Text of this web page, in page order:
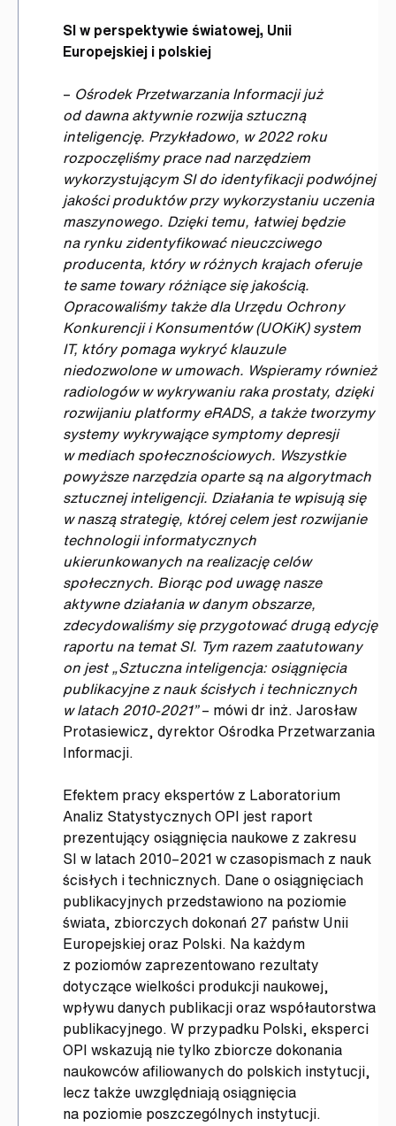
SI w perspektywie światowej, Unii
Europejskiej i polskiej
– Ośrodek Przetwarzania Informacji już
od dawna aktywnie rozwija sztuczną
inteligencję. Przykładowo, w 2022 roku
rozpoczęliśmy prace nad narzędziem
wykorzystującym SI do identyfikacji podwójnej
jakości produktów przy wykorzystaniu uczenia
maszynowego. Dzięki temu, łatwiej będzie
na rynku zidentyfikować nieuczciwego
producenta, który w różnych krajach oferuje
te same towary różniące się jakością.
Opracowaliśmy także dla Urzędu Ochrony
Konkurencji i Konsumentów (UOKiK) system
IT, który pomaga wykryć klauzule
niedozwolone w umowach. Wspieramy również
radiologów w wykrywaniu raka prostaty, dzięki
rozwijaniu platformy eRADS, a także tworzymy
systemy wykrywające symptomy depresji
w mediach społecznościowych. Wszystkie
powyższe narzędzia oparte są na algorytmach
sztucznej inteligencji. Działania te wpisują się
w naszą strategię, której celem jest rozwijanie
technologii informatycznych
ukierunkowanych na realizację celów
społecznych. Biorąc pod uwagę nasze
aktywne działania w danym obszarze,
zdecydowaliśmy się przygotować drugą edycję
raportu na temat SI. Tym razem zaatutowany
on jest „Sztuczna inteligencja: osiągnięcia
publikacyjne z nauk ścisłych i technicznych
w latach 2010-2021”– mówi dr inż. Jarosław
Protasiewicz, dyrektor Ośrodka Przetwarzania
Informacji.
Efektem pracy ekspertów z Laboratorium
Analiz Statystycznych OPI jest raport
prezentujący osiągnięcia naukowe z zakresu
SI w latach 2010–2021 w czasopismach z nauk
ścisłych i technicznych. Dane o osiągnięciach
publikacyjnych przedstawiono na poziomie
świata, zbiorczych dokonań 27 państw Unii
Europejskiej oraz Polski. Na każdym
z poziomów zaprezentowano rezultaty
dotyczące wielkości produkcji naukowej,
wpływu danych publikacji oraz współautorstwa
publikacyjnego. W przypadku Polski, eksperci
OPI wskazują nie tylko zbiorcze dokonania
naukowców afiliowanych do polskich instytucji,
lecz także uwzględniają osiągnięcia
na poziomie poszczególnych instytucji.